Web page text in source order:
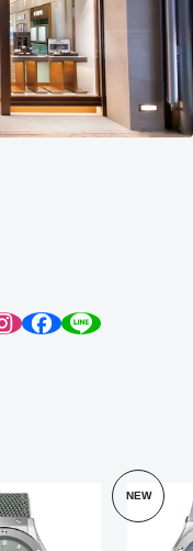
NEW